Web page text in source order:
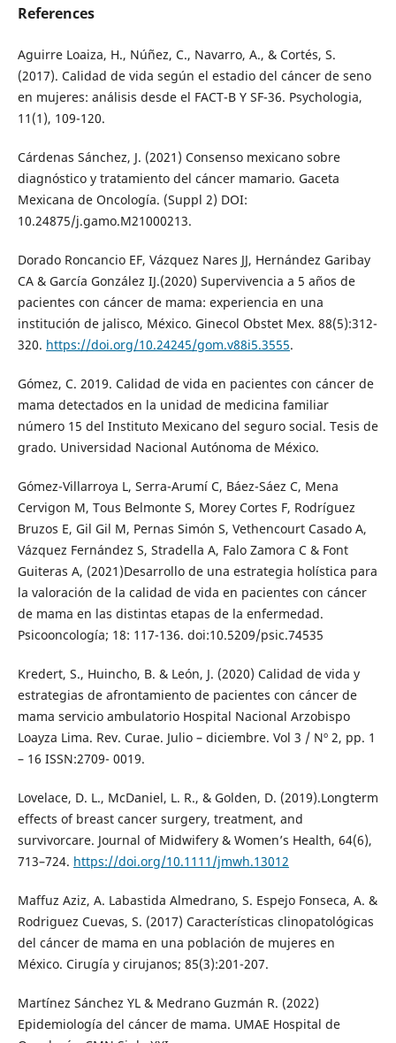
References
Aguirre Loaiza, H., Núñez, C., Navarro, A., & Cortés, S.
(2017). Calidad de vida según el estadio del cáncer de seno
en mujeres: análisis desde el FACT-B Y SF-36. Psychologia,
11(1), 109-120.
Cárdenas Sánchez, J. (2021) Consenso mexicano sobre
diagnóstico y tratamiento del cáncer mamario. Gaceta
Mexicana de Oncología. (Suppl 2) DOI:
10.24875/j.gamo.M21000213.
Dorado Roncancio EF, Vázquez Nares JJ, Hernández Garibay
CA & García González IJ.(2020) Supervivencia a 5 años de
pacientes con cáncer de mama: experiencia en una
institución de jalisco, México. Ginecol Obstet Mex. 88(5):312-
320. https://doi.org/10.24245/gom.v88i5.3555.
Gómez, C. 2019. Calidad de vida en pacientes con cáncer de
mama detectados en la unidad de medicina familiar
número 15 del Instituto Mexicano del seguro social. Tesis de
grado. Universidad Nacional Autónoma de México.
Gómez-Villarroya L, Serra-Arumí C, Báez-Sáez C, Mena
Cervigon M, Tous Belmonte S, Morey Cortes F, Rodríguez
Bruzos E, Gil Gil M, Pernas Simón S, Vethencourt Casado A,
Vázquez Fernández S, Stradella A, Falo Zamora C & Font
Guiteras A, (2021)Desarrollo de una estrategia holística para
la valoración de la calidad de vida en pacientes con cáncer
de mama en las distintas etapas de la enfermedad.
Psicooncología; 18: 117-136. doi:10.5209/psic.74535
Kredert, S., Huincho, B. & León, J. (2020) Calidad de vida y
estrategias de afrontamiento de pacientes con cáncer de
mama servicio ambulatorio Hospital Nacional Arzobispo
Loayza Lima. Rev. Curae. Julio – diciembre. Vol 3 / Nº 2, pp. 1
– 16 ISSN:2709- 0019.
Lovelace, D. L., McDaniel, L. R., & Golden, D. (2019).Longterm
effects of breast cancer surgery, treatment, and
survivorcare. Journal of Midwifery & Women’s Health, 64(6),
713–724. https://doi.org/10.1111/jmwh.13012
Maffuz Aziz, A. Labastida Almedrano, S. Espejo Fonseca, A. &
Rodriguez Cuevas, S. (2017) Características clinopatológicas
del cáncer de mama en una población de mujeres en
México. Cirugía y cirujanos; 85(3):201-207.
Martínez Sánchez YL & Medrano Guzmán R. (2022)
Epidemiología del cáncer de mama. UMAE Hospital de